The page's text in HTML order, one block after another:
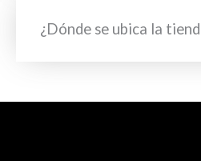
¿Dónde se ubica la